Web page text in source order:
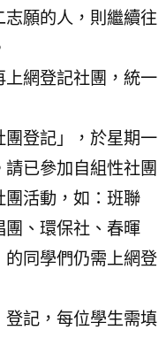
願的人，則繼續往
網登記社團，統一
登記」，於星期一
已參加自組性社團
團活動，如：班聯
、環保社、春暉
同學們仍需上網登
登記，每位學生需填